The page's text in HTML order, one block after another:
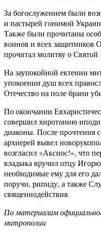
За богослужением были
и пастырей гонимой
Также были прочитаны
воинов и всех защитников
прочитал молитву о Святой
На заупокойной ектении
упокоении душ всех
Отечество на поле брани
По окончании
совершил хиротонию
диаконы. После прочтения
архиерей вывел
возгласил «Аксиос!», что
владыка вручил отцу
необходимые ему для его
поручи, рипиду, а также
священнодействия.
По материалам
митрополии